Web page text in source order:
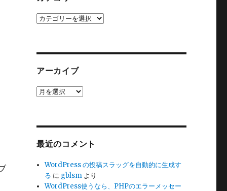
カ
アーカイブ
ア
最近のコメント
WordPress の投稿スラッグを自動的に生成す
る に gblsm より
WordPress使うなら、PHPのエラーメッセー